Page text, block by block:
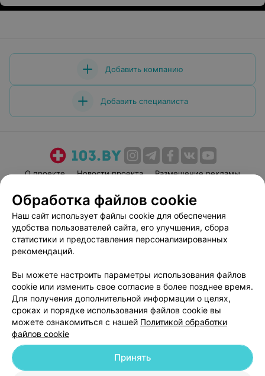
Добавить компанию
Добавить специалиста
О проекте Новости проекта
Размещение рекламы
Пользовательское соглашение
Способы оплаты
Вакансии
Партнеры
Написать руководителю 103.by
Персональные настройки cookie
Обработка персональных данных
© 2026 ООО «Артокс Лаб», УНП 191700409| 220012, Республика Беларусь,
Обработка файлов cookie
Наш сайт использует файлы cookie для обеспечения
удобства пользователей сайта, его улучшения, сбора
статистики и предоставления персонализированных
рекомендаций.
Вы можете настроить параметры использования файлов
cookie или изменить свое согласие в более позднее время.
Для получения дополнительной информации о целях,
сроках и порядке использования файлов cookie вы
можете ознакомиться с нашей Политикой обработки
файлов cookie
Принять